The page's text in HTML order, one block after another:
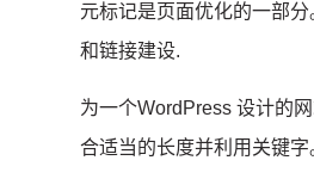
元标记是页面优化的一部分
和链接建设.
为一个WordPress 设计的
合适当的长度并利用关键字